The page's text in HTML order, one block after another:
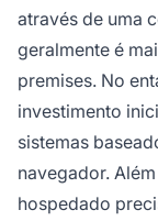
através de uma
geralmente é
premises. No
investimento
sistemas
navegador.
hospedado